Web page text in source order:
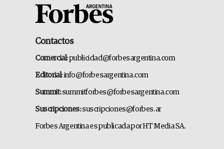
Contactos
Comercial:publicidad@forbesargentina.com
Editorial:info@forbesargentina.com
Summit:summitforbes@forbesargentina.com
Suscripciones:suscripciones@forbes.ar
Forbes Argentina es publicada por HT Media SA.